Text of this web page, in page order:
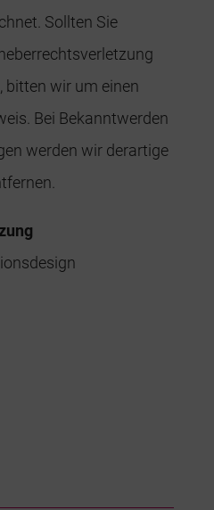
Sollten Sie
bitten wir um einen
Bei Bekanntwerden
werden wir derartige